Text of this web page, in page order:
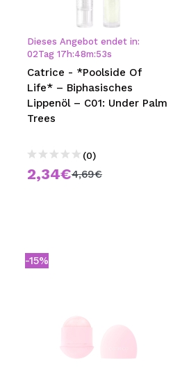
MAQUIFARMA
KOREA ZONE
TRAVEL SIZE
NATURE
SPECIALS
OUTLET
BLOG
Dieses Angebot endet in:
02Tag 17 h:48m:52s
Catrice - *Poolside Of
Life* – Biphasisches
Lippenöl – C01: Under Palm
Trees
(0)
2,34€4,69€
-15%